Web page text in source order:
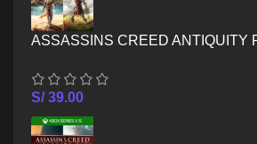
ASSASSINS CREED ANTIQUITY
S/39.00